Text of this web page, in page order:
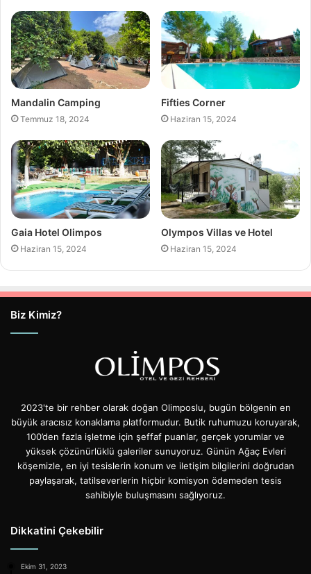
Mandalin Camping
Temmuz 18, 2024
Fifties Corner
Haziran 15, 2024
Gaia Hotel Olimpos
Haziran 15, 2024
Olympos Villas ve Hotel
Haziran 15, 2024
Biz Kimiz?
2023'te bir rehber olarak doğan Olimposlu, bugün bölgenin en
büyük aracısız konaklama platformudur. Butik ruhumuzu koruyarak,
100’den fazla işletme için şeffaf puanlar, gerçek yorumlar ve
yüksek çözünürlüklü galeriler sunuyoruz. Günün Ağaç Evleri
köşemizle, en iyi tesislerin konum ve iletişim bilgilerini doğrudan
paylaşarak, tatilseverlerin hiçbir komisyon ödemeden tesis
sahibiyle buluşmasını sağlıyoruz.
Dikkatini Çekebilir
Ekim 31, 2023